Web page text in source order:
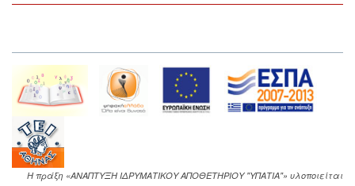
Η πράξη «ΑΝΑΠΤΥΞΗ ΙΔΡΥΜΑΤΙΚΟΥ ΑΠΟΘΕΤΗΡΙΟΥ "ΥΠΑΤΙΑ"» υλοποιείται